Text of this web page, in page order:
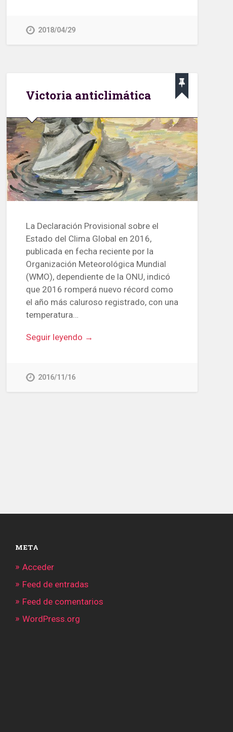
2018/04/29
Victoria anticlimática
La Declaración Provisional sobre el
Estado del Clima Global en 2016,
publicada en fecha reciente por la
Organización Meteorológica Mundial
(WMO), dependiente de la ONU, indicó
que 2016 romperá nuevo récord como
el año más caluroso registrado, con una
temperatura…
Seguir leyendo →
2016/11/16
META
Acceder
Feed de entradas
Feed de comentarios
WordPress.org